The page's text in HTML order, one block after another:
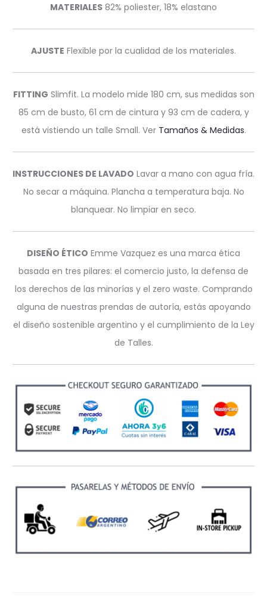
MATERIALES 82% poliester, 18% elastano
AJUSTE Flexible por la cualidad de los materiales.
FITTING Slimfit. La modelo mide 180 cm, sus medidas son
85 cm de busto, 61 cm de cintura y 93 cm de cadera, y
está vistiendo un talle Small. Ver Tamaños & Medidas.
INSTRUCCIONES DE LAVADO Lavar a mano con agua fría.
No secar a máquina. Plancha a temperatura baja. No
blanquear. No limpiar en seco.
DISEÑO ÉTICO Emme Vazquez es una marca ética
basada en tres pilares: el comercio justo, la defensa de
los derechos de las minorías y el zero waste. Comprando
alguna de nuestras prendas de autoría, estás apoyando
el diseño sostenible argentino y el cumplimiento de la Ley
de Talles.